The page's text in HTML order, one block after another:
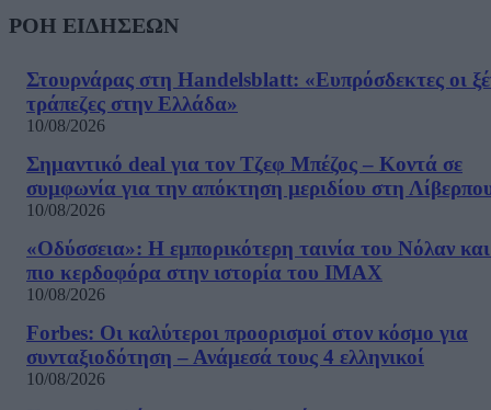
ΡΟΗ ΕΙΔΗΣΕΩΝ
Στουρνάρας στη Handelsblatt: «Ευπρόσδεκτες οι
τράπεζες στην Ελλάδα»
10/08/2026
Σημαντικό deal για τον Τζεφ Μπέζος – Κοντά σε
συμφωνία για την απόκτηση μεριδίου στη
10/08/2026
«Οδύσσεια»: Η εμπορικότερη ταινία του Νόλαν
πιο κερδοφόρα στην ιστορία του IMAX
10/08/2026
Forbes: Οι καλύτεροι προορισμοί στον κόσμο για
συνταξιοδότηση – Ανάμεσά τους 4 ελληνικοί
10/08/2026